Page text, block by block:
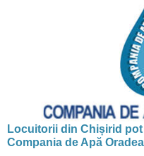
Locuitorii din Chișirid
Compania de Apă Oradea